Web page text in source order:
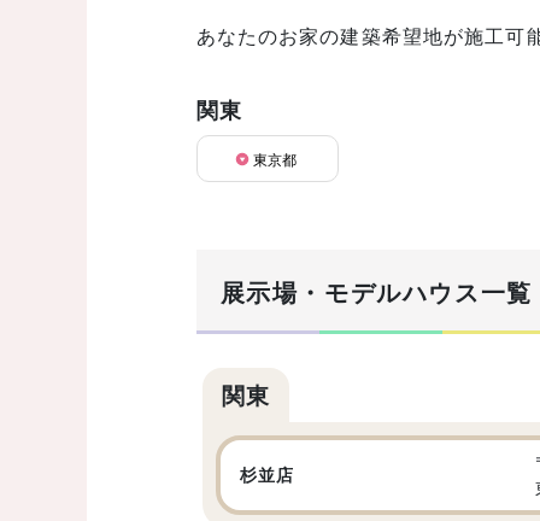
あなたのお家の建築希望地が施工可
関東
東京都
展示場・モデルハウス一覧
関東
杉並店